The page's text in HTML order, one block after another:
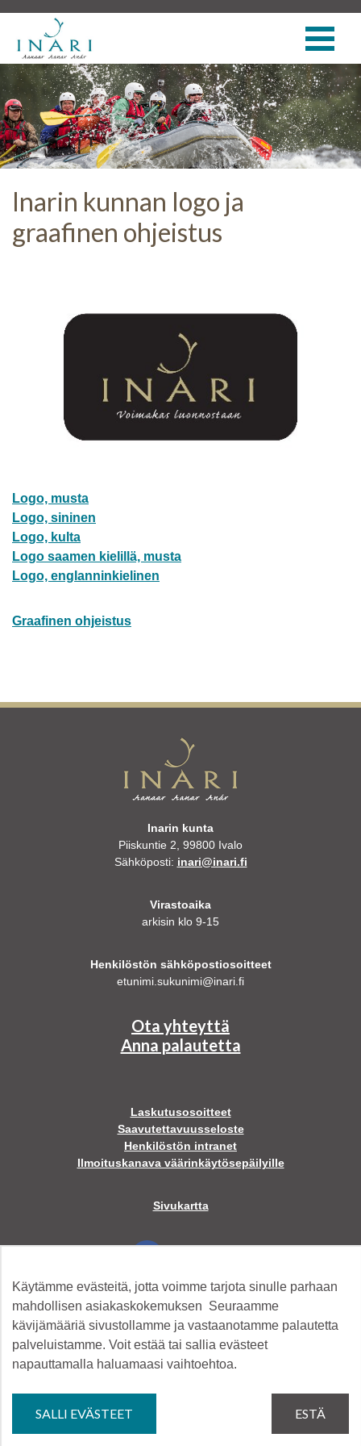
Inarin kunnan logo ja
graafinen ohjeistus
Logo, musta
Logo, sininen
Logo, kulta
Logo saamen kielillä, musta
Logo, englanninkielinen
Graafinen ohjeistus
Inarin kunta
Piiskuntie 2, 99800 Ivalo
Sähköposti: inari@inari.fi
Virastoaika
arkisin klo 9-15
Henkilöstön sähköpostiosoitteet
etunimi.sukunimi@inari.fi
Ota yhteyttä
Anna palautetta
Laskutusosoitteet
Saavutettavuusseloste
Henkilöstön intranet
Ilmoituskanava väärinkäytösepäilyille
Sivukartta
Twitter
Instagram
Käytämme evästeitä, jotta voimme tarjota sinulle parhaan
mahdollisen asiakaskokemuksen Seuraamme
kävijämääriä sivustollamme ja vastaanotamme palautetta
palveluistamme. Voit estää tai sallia evästeet
napauttamalla haluamaasi vaihtoehtoa.
SALLI EVÄSTEET ESTÄ